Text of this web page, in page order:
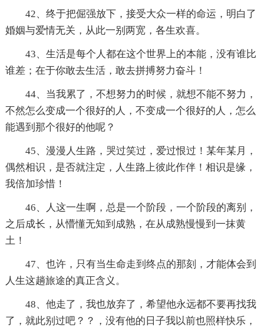
42、终于把倔强放下，接受大众一样的命运，明白了
婚姻与爱情无关，从此一别两宽，各生欢喜。
43、生活是每个人都在这个世界上的本能，没有谁比
谁差；在于你敢去生活，敢去拼搏努力奋斗！
44、当我累了，不想努力的时候，就想不能不努力，
不然怎么变成一个很好的人，不变成一个很好的人，怎么
能遇到那个很好的他呢？
45、漫漫人生路，哭过笑过，爱过恨过！某年某月，
偶然相识，是否就注定，人生路上彼此作伴！相识是缘，
我倍加珍惜！
46、人这一生啊，总是一个阶段，一个阶段的离别，
之后成长，从懵懂无知到成熟，在从成熟慢慢到一抹黄
土！
47、也许，只有当生命走到终点的那刻，才能体会到
人生这趟旅途的真正含义。
48、他走了，我也放弃了，希望他永远都不要再找我
了，就此别过吧？？，没有他的日子我以前也照样快乐，